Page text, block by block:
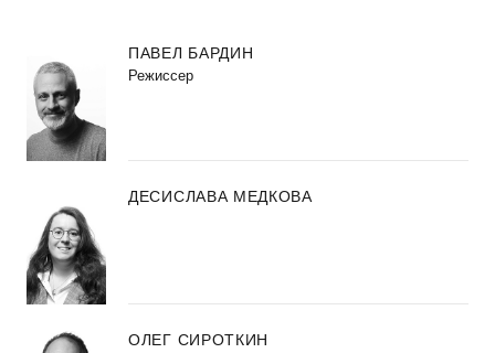
ПАВЕЛ БАРДИН
Режиссер
ДЕСИСЛАВА МЕДКОВА
ОЛЕГ СИРОТКИН